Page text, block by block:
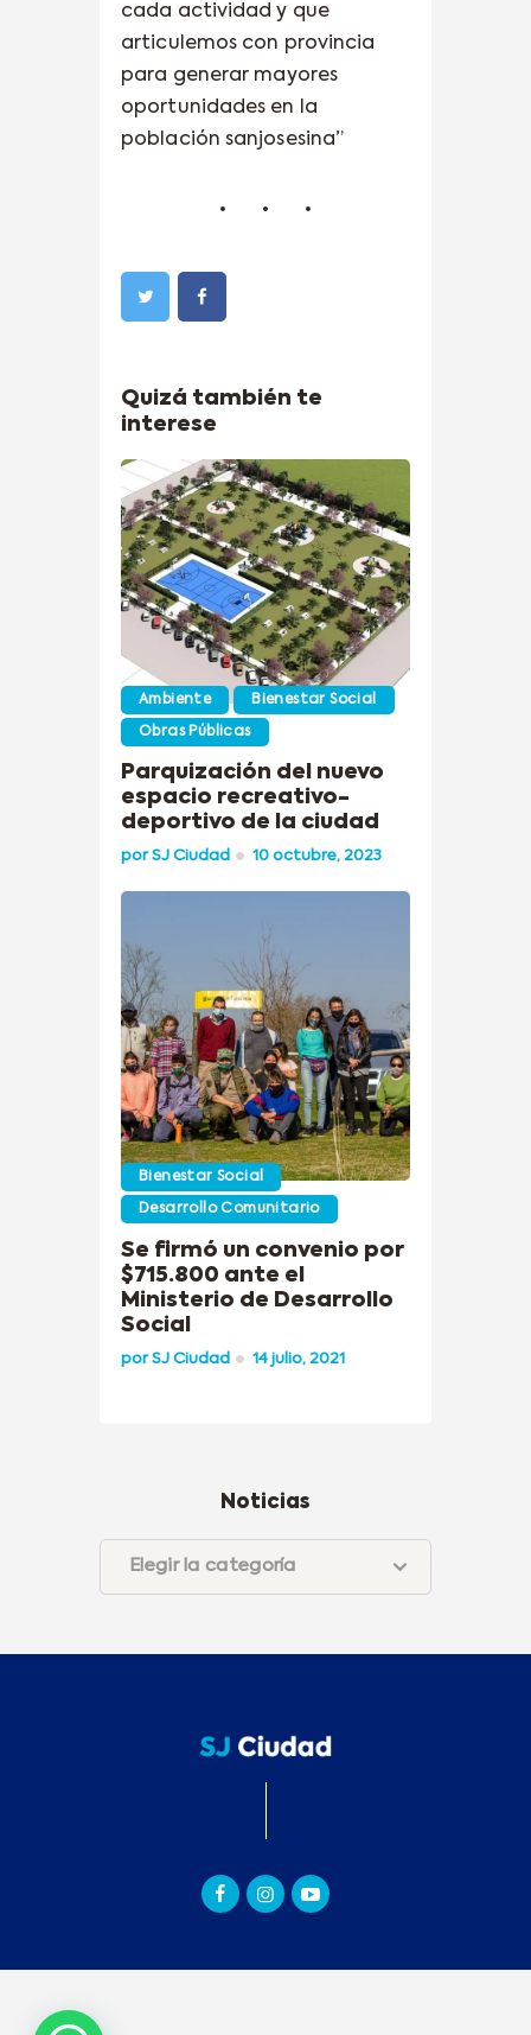
cada actividad y que
articulemos con provincia
para generar mayores
oportunidades en la
población sanjosesina”
Quizá también te
interese
Ambiente Bienestar Social
Obras Públicas
Parquización del nuevo
espacio recreativo-
deportivo de la ciudad
porSJ Ciudad 10 octubre, 2023
Bienestar Social
Desarrollo Comunitario
Se firmó un convenio por
$715.800 ante el
Ministerio de Desarrollo
Social
porSJ Ciudad 14 julio, 2021
Noticias